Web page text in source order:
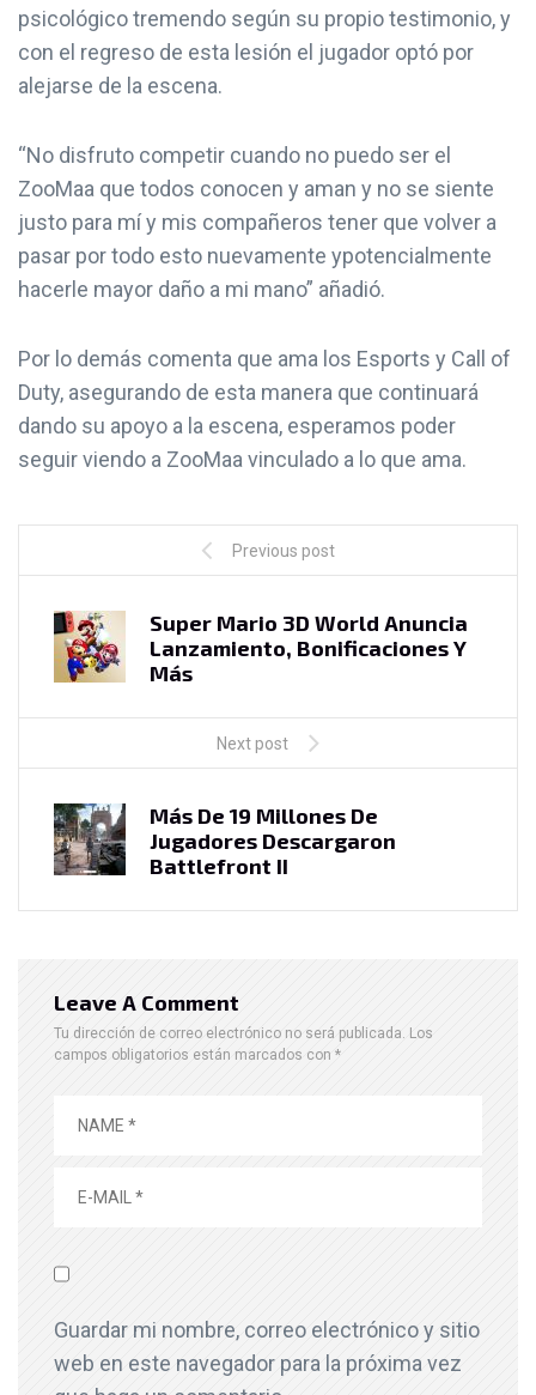
psicológico tremendo según su propio testimonio, y
con el regreso de esta lesión el jugador optó por
alejarse de la escena.
“No disfruto competir cuando no puedo ser el
ZooMaa que todos conocen y aman y no se siente
justo para mí y mis compañeros tener que volver a
pasar por todo esto nuevamente ypotencialmente
hacerle mayor daño a mi mano” añadió.
Por lo demás comenta que ama los Esports y Call of
Duty, asegurando de esta manera que continuará
dando su apoyo a la escena, esperamos poder
seguir viendo a ZooMaa vinculado a lo que ama.
Previous post
Super Mario 3D World Anuncia
Lanzamiento, Bonificaciones Y
Más
Next post
Más De 19 Millones De
Jugadores Descargaron
Battlefront II
Leave A Comment
Tu dirección de correo electrónico no será publicada. Los
campos obligatorios están marcados con *
Guardar mi nombre, correo electrónico y sitio
web en este navegador para la próxima vez